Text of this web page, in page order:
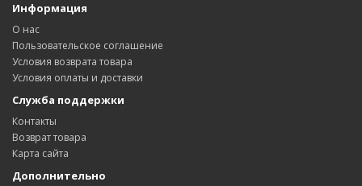
Информация
О нас
Пользовательское соглашение
Условия возврата товара
Условия оплаты и доставки
Служба поддержки
Контакты
Возврат товара
Карта сайта
Дополнительно